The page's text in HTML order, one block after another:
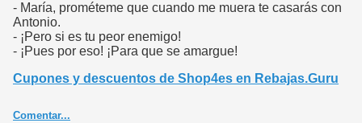
- María, prométeme que cuando me muera te casarás con
Antonio.
- ¡Pero si es tu peor enemigo!
- ¡Pues por eso! ¡Para que se amargue!
Cupones y descuentos de Shop4es en Rebajas.Guru
Comentar...